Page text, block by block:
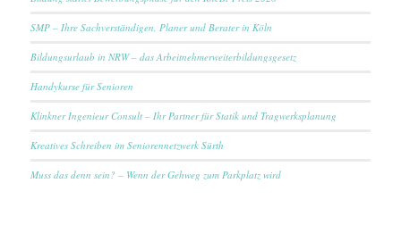
SMP – Ihre Sachverständigen, Planer und Berater in Köln
Bildungsurlaub in NRW – das Arbeitnehmerweiterbildungsgesetz
Handykurse für Senioren
Klinkner Ingenieur Consult – Ihr Partner für Statik und Tragwerksplanung
Kreatives Schreiben im Seniorennetzwerk Sürth
Muss das denn sein? – Wenn der Gehweg zum Parkplatz wird